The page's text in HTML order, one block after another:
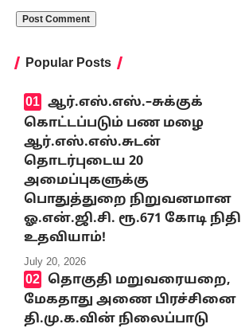
Popular Posts
ஆர்.எஸ்.எஸ்.–சுக்குக்
கொட்டப்படும் பண மழை
ஆர்.எஸ்.எஸ்.சுடன்
தொடர்புடைய 20
அமைப்புகளுக்கு
பொதுத்துறை நிறுவனமான
ஓ.என்.ஜி.சி. ரூ.671 கோடி நிதி
உதவியாம்!
July 20, 2026
தொகுதி மறுவரையறை,
மேகதாது அணை பிரச்சினை
தி.மு.க.வின் நிலைப்பாடு